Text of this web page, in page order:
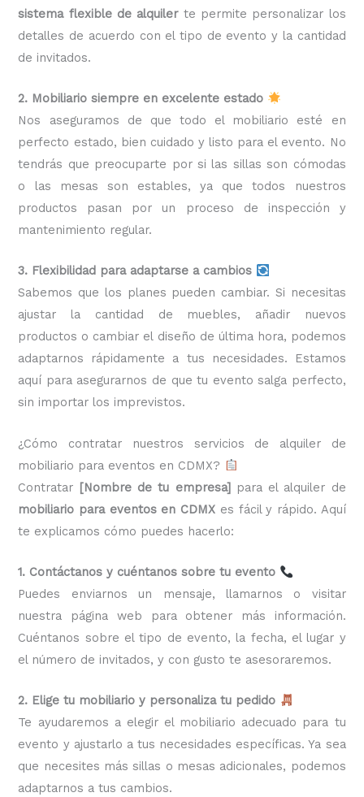
sistema flexible de alquilerte permite personalizar los
detalles de acuerdo con el tipo de evento y la cantidad
de invitados.
2. Mobiliario siempre en excelente estado
Nos aseguramos de que todo el mobiliario esté en
perfecto estado, bien cuidado y listo para el evento. No
tendrás que preocuparte por si las sillas son cómodas
o las mesas son estables, ya que todos nuestros
productos pasan por un proceso de inspección y
mantenimiento regular.
3. Flexibilidad para adaptarse a cambios
Sabemos que los planes pueden cambiar. Si necesitas
ajustar la cantidad de muebles, añadir nuevos
productos o cambiar el diseño de última hora, podemos
adaptarnos rápidamente a tus necesidades. Estamos
aquí para asegurarnos de que tu evento salga perfecto,
sin importar los imprevistos.
¿Cómo contratar nuestros servicios de alquiler de
mobiliario para eventos en CDMX?
Contratar [Nombre de tu empresa]para el alquiler de
mobiliario para eventos en CDMX es fácil y rápido. Aquí
te explicamos cómo puedes hacerlo:
1. Contáctanos y cuéntanos sobre tu evento
Puedes enviarnos un mensaje, llamarnos o visitar
nuestra página web para obtener más información.
Cuéntanos sobre el tipo de evento, la fecha, el lugar y
el número de invitados, y con gusto te asesoraremos.
2. Elige tu mobiliario y personaliza tu pedido
Te ayudaremos a elegir el mobiliario adecuado para tu
evento y ajustarlo a tus necesidades específicas. Ya sea
que necesites más sillas o mesas adicionales, podemos
adaptarnos a tus cambios.